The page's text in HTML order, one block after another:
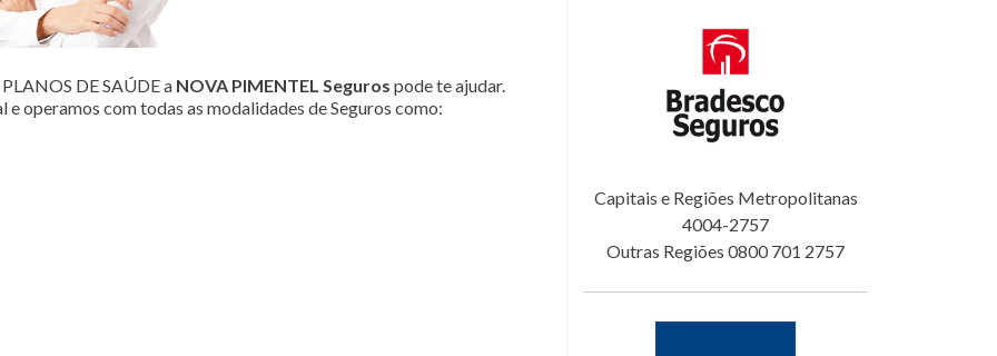
DE SAÚDE a NOVA PIMENTEL Seguros pode te ajudar.
operamos com todas as modalidades de Seguros como:
Capitais e Regiões Metropolitanas
4004-2757
Outras Regiões 0800 701 2757